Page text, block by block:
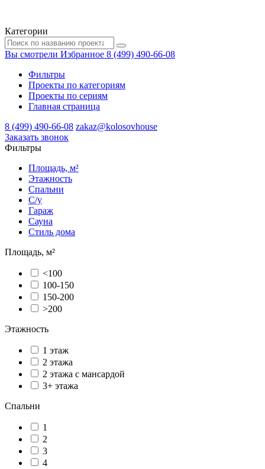
Категории
Вы смотрели Избранное 8 (499) 490-66-08
Фильтры
Проекты по категориям
Проекты по сериям
Главная страница
8 (499) 490-66-08 zakaz@kolosovhouse
3аказать звонок
Фильтры
Площадь, м²
Этажность
Спальни
С/у
Гараж
Сауна
Стиль дома
Площадь, м²
<100
100-150
150-200
>200
Этажность
1 этаж
2 этажа
2 этажа с мансардой
3+ этажа
Спальни
1
2
3
4